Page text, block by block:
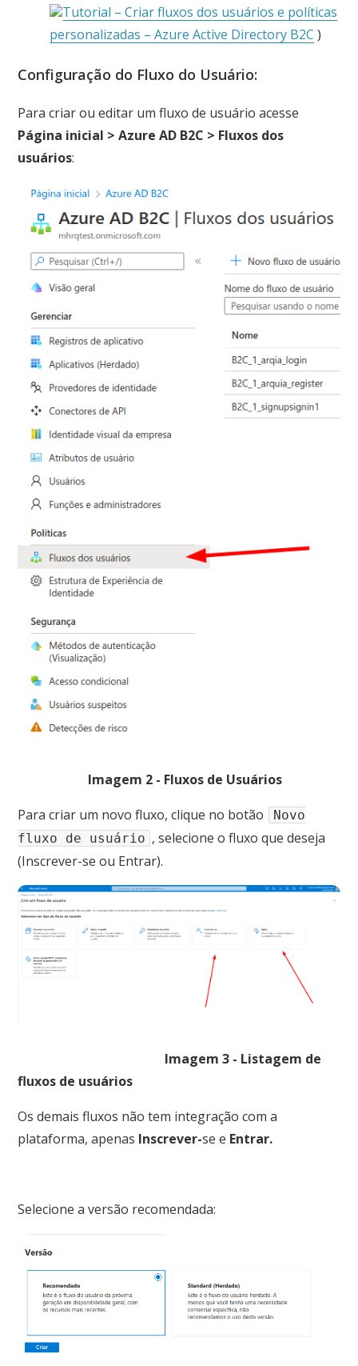
Tutorial – Criar fluxos dos usuários e políticas
personalizadas – Azure Active Directory B2C )
Configuração do Fluxo do Usuário:
Para criar ou editar um fluxo de usuário acesse
Página inicial > Azure AD B2C > Fluxos dos
usuários:
Imagem 2 - Fluxos de Usuários
Para criar um novo fluxo, clique no botão
Novo
fluxo de usuário , selecione o fluxo que deseja
(Inscrever-se ou Entrar).
Imagem 3 - Listagem de
fluxos de usuários
Os demais fluxos não tem integração com a
plataforma, apenas Inscrever-se e Entrar.
Selecione a versão recomendada: